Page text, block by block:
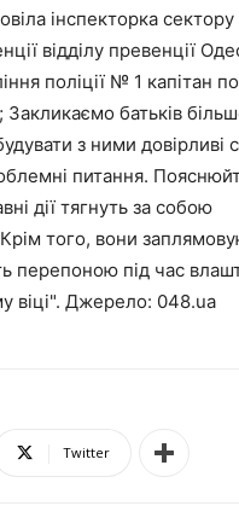
інспекторка сектору
відділу превенції
поліції № 1 капітан
батьків
з ними довірливі
питання.
дії тягнуть за собою
Крім того, вони
перепоною під час
віці". Джерело: 048.ua
Twitter